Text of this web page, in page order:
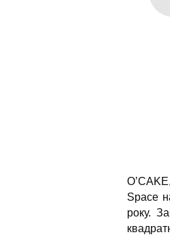
Space
року.